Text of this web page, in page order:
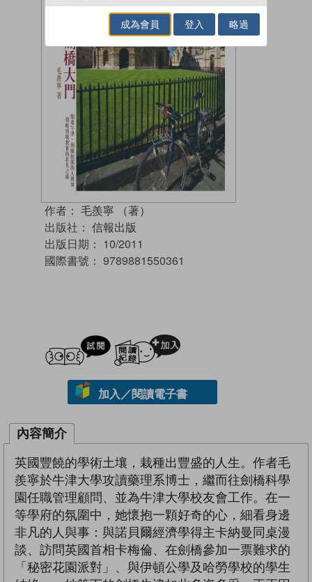
作者： 毛羨寧 （著）
出版社： 信報出版
出版日期： 10/2011
國際書號： 9789881550361
試閲
加入／閱讀電子書
內容簡介
英國豐饒的學術土壤，栽種出豐盛的人生。作者毛
羨寧於牛津大學攻讀藥理系博士，繼而往劍橋科學
園任職管理顧問、並為牛津大學校友會工作。在一
等學府的氛圍中，她懷抱一顆好奇的心，細看身邊
非凡的人與事：與諾貝爾經濟學得主卡納曼同桌漫
談、訪問英國首相卡梅倫、在劍橋參加一票難求的
「秘密花園派對」、與伊頓公學及哈勞學校的學生
成為會員 登入 略過